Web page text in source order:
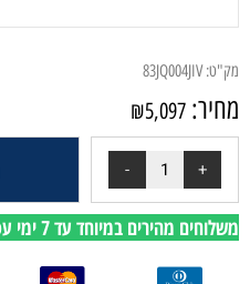
מק"ט: 83JQ004JIV
מחיר: ₪5,097
משלוחים מהירים במיוחד עד 7 ימי עסקים